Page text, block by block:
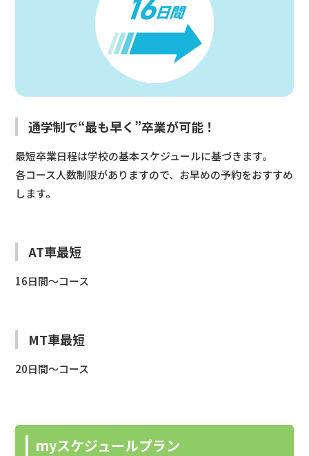
通学制で“最も早く”卒業が可能！
最短卒業日程は学校の基本スケジュールに基づきます。
各コース人数制限がありますので、お早めの予約をおすすめ
します。
AT車最短
16日間〜コース
MT車最短
20日間〜コース
myスケジュールプラン